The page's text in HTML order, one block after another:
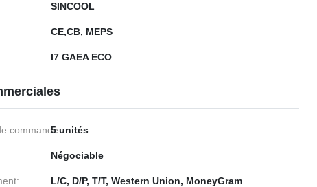
SINCOOL
CE,CB, MEPS
I7 GAEA ECO
commande:5 unités
Négociable
L/C, D/P, T/T, Western Union, MoneyGram